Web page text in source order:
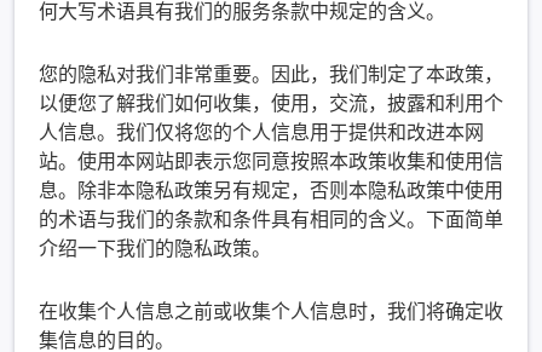
何大写术语具有我们的服务条款中规定的含义。
您的隐私对我们非常重要。因此，我们制定了本政策，
以便您了解我们如何收集，使用，交流，披露和利用个
人信息。我们仅将您的个人信息用于提供和改进本网
站。使用本网站即表示您同意按照本政策收集和使用信
息。除非本隐私政策另有规定，否则本隐私政策中使用
的术语与我们的条款和条件具有相同的含义。下面简单
介绍一下我们的隐私政策。
在收集个人信息之前或收集个人信息时，我们将确定收
集信息的目的。